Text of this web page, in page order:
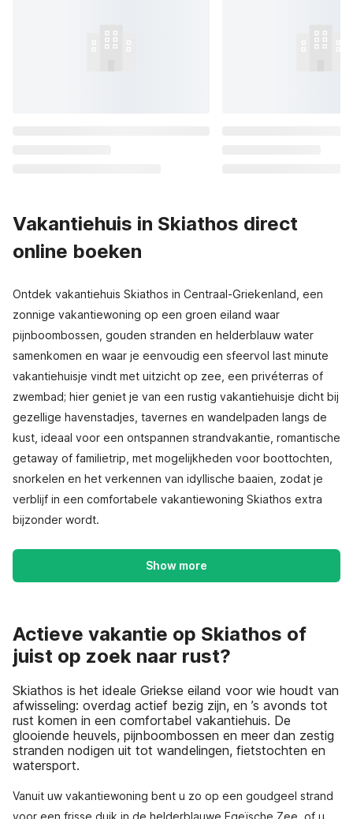
Vakantiehuis in Skiathos direct
online boeken
Ontdek vakantiehuis Skiathos in Centraal-Griekenland, een
zonnige vakantiewoning op een groen eiland waar
pijnboombossen, gouden stranden en helderblauw water
samenkomen en waar je eenvoudig een sfeervol last minute
vakantiehuisje vindt met uitzicht op zee, een privéterras of
zwembad; hier geniet je van een rustig vakantiehuisje dicht bij
gezellige havenstadjes, tavernes en wandelpaden langs de
kust, ideaal voor een ontspannen strandvakantie, romantische
getaway of familietrip, met mogelijkheden voor boottochten,
snorkelen en het verkennen van idyllische baaien, zodat je
verblijf in een comfortabele vakantiewoning Skiathos extra
bijzonder wordt.
Show more
Actieve vakantie op Skiathos of
juist op zoek naar rust?
Skiathos is het ideale Griekse eiland voor wie houdt van
afwisseling: overdag actief bezig zijn, en ’s avonds tot
rust komen in een comfortabel vakantiehuis. De
glooiende heuvels, pijnboombossen en meer dan zestig
stranden nodigen uit tot wandelingen, fietstochten en
watersport.
Vanuit uw vakantiewoning bent u zo op een goudgeel strand
voor een frisse duik in de helderblauwe Egeïsche Zee, of u